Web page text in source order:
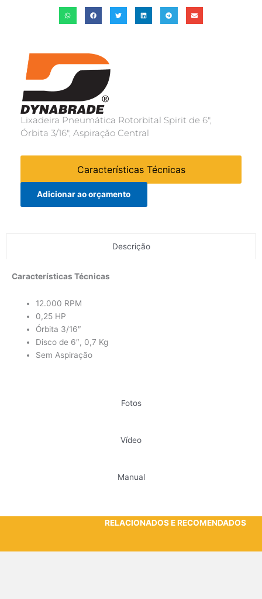
Lixadeira Pneumática Rotorbital Spirit de 6″,
Órbita 3/16″, Aspiração Central
Características Técnicas
Adicionar ao orçamento
Descrição
Fotos
Vídeo
Manual
Características Técnicas
12.000 RPM
0,25 HP
Órbita 3/16″
Disco de 6″, 0,7 Kg
Sem Aspiração
RELACIONADOS E RECOMENDADOS